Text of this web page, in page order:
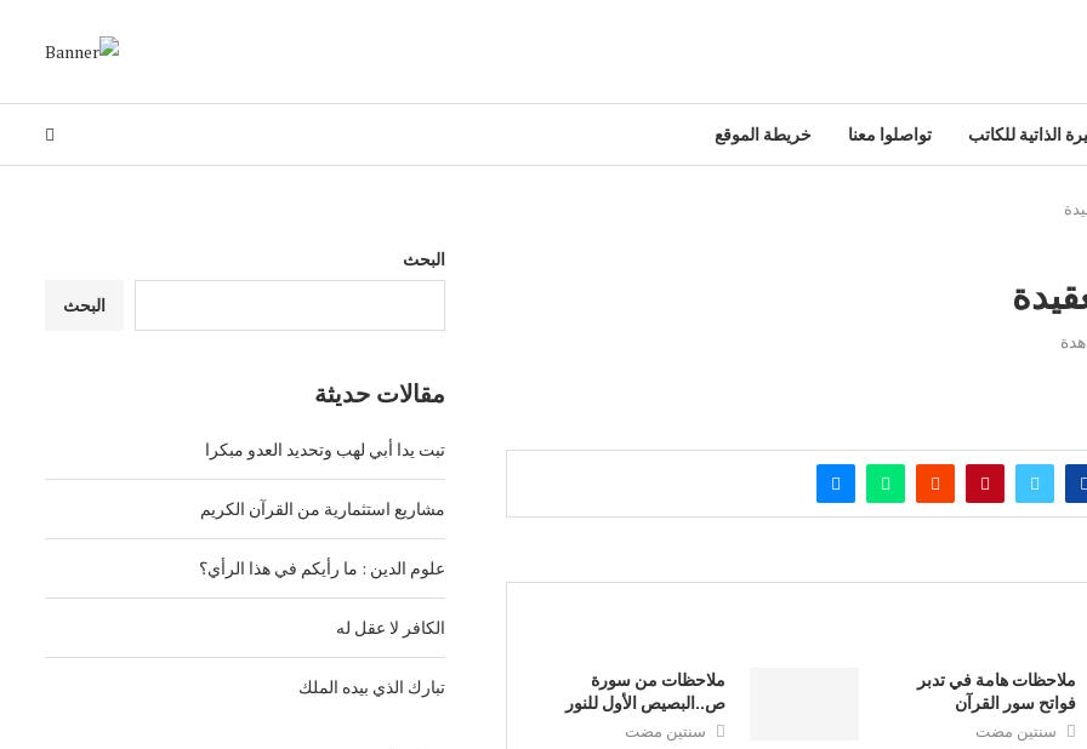
الذاتية للكاتب تواصلوا معنا خريطة الموقع
ملاحظات هامة في تدبر
فواتح سور القرآن
سنتين مضت
ملاحظات من سورة
ص..البصيص الأول للنور
سنتين مضت
البحث
البحث
مقالات حديثة
تبت يدا أبي لهب وتحديد العدو مبكرا
مشاريع استثمارية من القرآن الكريم
علوم الدين : ما رأيكم في هذا الرأي؟
الكافر لا عقل له
تبارك الذي بيده الملك